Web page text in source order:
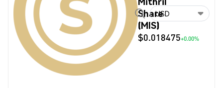
Share
(MIS)
$0.018475+0.00%
USD